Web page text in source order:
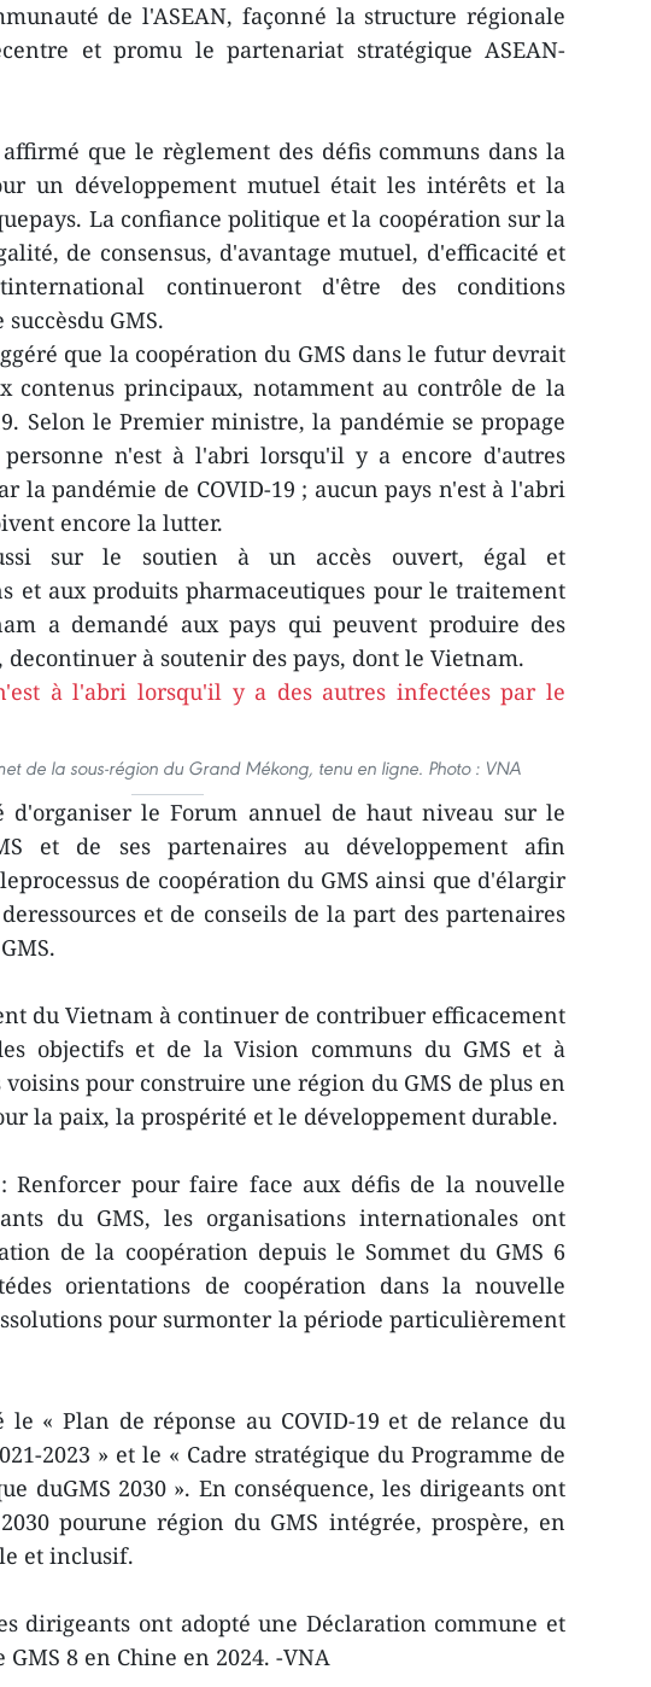
de l'ASEAN, façonné la structure régionale
et promu le partenariat stratégique ASEAN-
que le règlement des défis communs dans la
un développement mutuel était les intérêts et la
La confiance politique et la coopération sur la
de consensus, d'avantage mutuel, d'efficacité et
continueront d'être des conditions
GMS.
que la coopération du GMS dans le futur devrait
contenus principaux, notamment au contrôle de la
Selon le Premier ministre, la pandémie se propage
n'est à l'abri lorsqu'il y a encore d'autres
la pandémie de COVID-19 ; aucun pays n'est à l'abri
encore la lutter.
sur le soutien à un accès ouvert, égal et
et aux produits pharmaceutiques pour le traitement
a demandé aux pays qui peuvent produire des
decontinuer à soutenir des pays, dont le Vietnam.
de la sous-région du Grand Mékong, tenu en ligne. Photo : VNA
d'organiser le Forum annuel de haut niveau sur le
et de ses partenaires au développement afin
de coopération du GMS ainsi que d'élargir
et de conseils de la part des partenaires
du Vietnam à continuer de contribuer efficacement
objectifs et de la Vision communs du GMS et à
pour construire une région du GMS de plus en
la paix, la prospérité et le développement durable.
: Renforcer pour faire face aux défis de la nouvelle
du GMS, les organisations internationales ont
de la coopération depuis le Sommet du GMS 6
orientations de coopération dans la nouvelle
pour surmonter la période particulièrement
le « Plan de réponse au COVID-19 et de relance du
2023 » et le « Cadre stratégique du Programme de
duGMS 2030 ». En conséquence, les dirigeants ont
pourune région du GMS intégrée, prospère, en
et inclusif.
dirigeants ont adopté une Déclaration commune et
8 en Chine en 2024. -VNA